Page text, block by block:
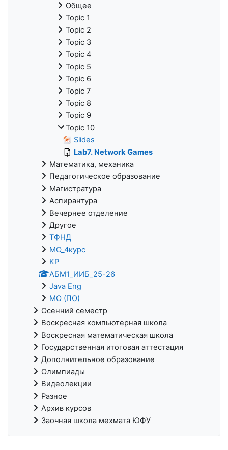
Общее
Topic 1
Topic 2
Topic 3
Topic 4
Topic 5
Topic 6
Topic 7
Topic 8
Topic 9
Topic 10
Slides
Lab7. Network Games
Математика, механика
Педагогическое образование
Магистратура
Аспирантура
Вечернее отделение
Другое
ТФНД
МО_4курс
KP
АБМ1_ИИБ_25-26
Java Eng
МО (ПО)
Осенний семестр
Воскресная компьютерная школа
Воскресная математическая школа
Государственная итоговая аттестация
Дополнительное образование
Олимпиады
Видеолекции
Разное
Архив курсов
Заочная школа мехмата ЮФУ